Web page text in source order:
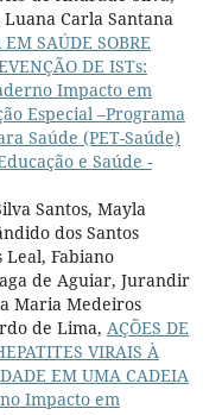
Luana Carla Santana
SAÚDE SOBRE
DE ISTs:
Impacto em
Especial –Programa
Saúde (PET-Saúde)
e Saúde -
Santos, Mayla
dos Santos
Leal, Fabiano
de Aguiar, Jurandir
Maria Medeiros
de Lima, AÇÕES DE
VIRAIS À
EM UMA CADEIA
Impacto em